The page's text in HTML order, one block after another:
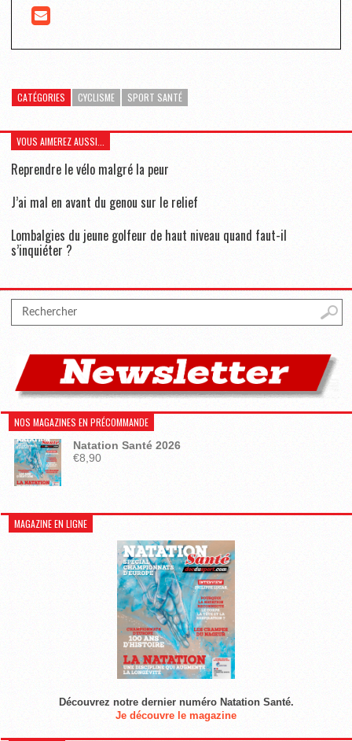
CATÉGORIES CYCLISME SPORT SANTÉ
VOUS AIMEREZ AUSSI...
Reprendre le vélo malgré la peur
J’ai mal en avant du genou sur le relief
Lombalgies du jeune golfeur de haut niveau quand faut-il
s’inquiéter ?
NOS MAGAZINES EN PRÉCOMMANDE
Natation Santé 2026
€8,90
MAGAZINE EN LIGNE
Découvrez notre dernier numéro Natation Santé.
Je découvre le magazine